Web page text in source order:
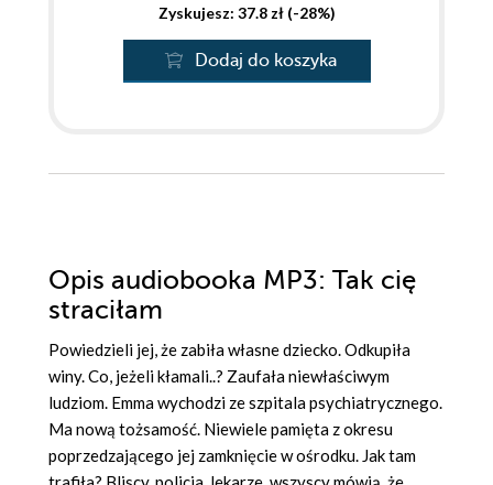
Zyskujesz: 37.8 zł (-28%)
Dodaj do koszyka
Opis audiobooka MP3: Tak cię
straciłam
Powiedzieli jej, że zabiła własne dziecko. Odkupiła
winy. Co, jeżeli kłamali..? Zaufała niewłaściwym
ludziom. Emma wychodzi ze szpitala psychiatrycznego.
Ma nową tożsamość. Niewiele pamięta z okresu
poprzedzającego jej zamknięcie w ośrodku. Jak tam